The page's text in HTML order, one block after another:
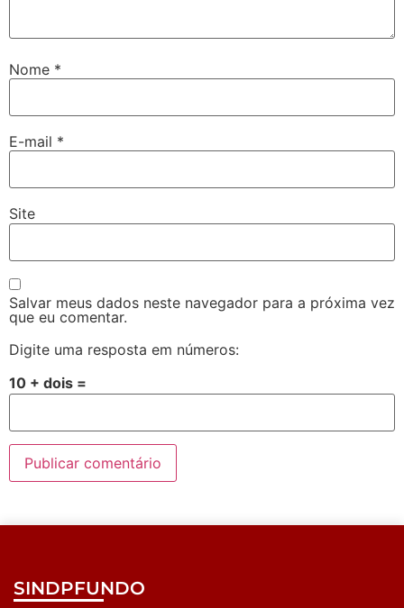
Nome *
E-mail *
Site
Salvar meus dados neste navegador para a próxima vez
que eu comentar.
Digite uma resposta em números:
10 + dois =
SINDPFUNDO